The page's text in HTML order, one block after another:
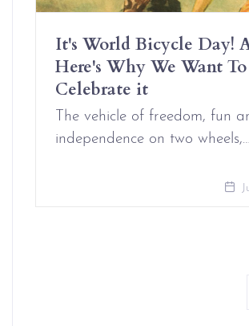
It's World Bicycle Day!
Here's Why We Want To
Celebrate it
The vehicle of freedom, fun
independence on two wheels,…